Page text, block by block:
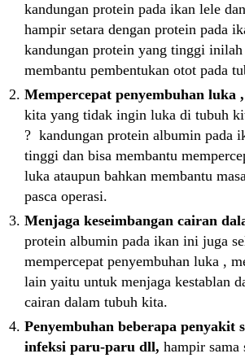
kandungan protein pada ikan lele
hampir setara dengan protein pada
kandungan protein yang tinggi inilah
membantu pembentukan otot pada
Mempercepat penyembuhan luka ,
kita yang tidak ingin luka di tubuh
? kandungan protein albumin pada
tinggi dan bisa membantu
luka ataupun bahkan membantu
pasca operasi.
Menjaga keseimbangan cairan
protein albumin pada ikan ini juga
mempercepat penyembuhan luka ,
lain yaitu untuk menjaga kestablan
cairan dalam tubuh kita.
Penyembuhan beberapa penyakit
infeksi paru-paru dll, hampir sama